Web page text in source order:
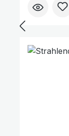
Tiefen,
Lebens,
der